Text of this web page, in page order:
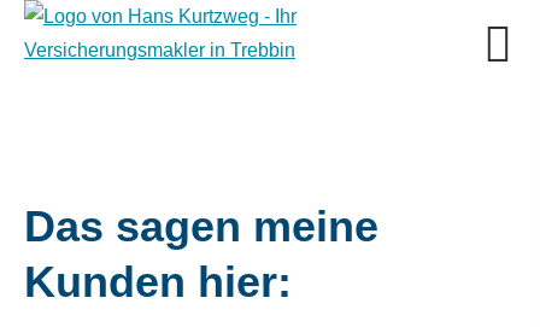
Das sagen meine
Kunden hier: